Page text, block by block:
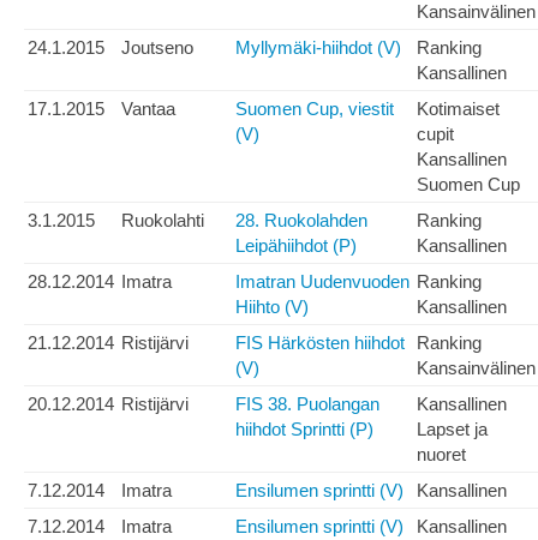
Kansainvälinen
24.1.2015
Joutseno Myllymäki-hiihdot (V)
Ranking
Kansallinen
17.1.2015
Vantaa
Suomen Cup, viestit
(V)
Kotimaiset
cupit
Kansallinen
Suomen Cup
3.1.2015
Ruokolahti
28. Ruokolahden
Leipähiihdot (P)
Ranking
Kansallinen
28.12.2014 Imatra
Imatran Uudenvuoden
Hiihto (V)
Ranking
Kansallinen
21.12.2014 Ristijärvi
FIS Härkösten hiihdot
(V)
Ranking
Kansainvälinen
20.12.2014 Ristijärvi
FIS 38. Puolangan
hiihdot Sprintti (P)
Kansallinen
Lapset ja
nuoret
7.12.2014
Imatra Ensilumen sprintti (V)
Kansallinen
7.12.2014
Imatra Ensilumen sprintti (V) Kansallinen